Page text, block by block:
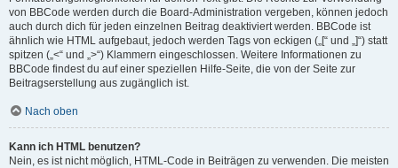
von BBCode werden durch die Board-Administration vergeben, können jedoch
auch durch dich für jeden einzelnen Beitrag deaktiviert werden. BBCode ist
ähnlich wie HTML aufgebaut, jedoch werden Tags von eckigen („[“ und „]“) statt
spitzen („<“ und „>“) Klammern eingeschlossen. Weitere Informationen zu
BBCode findest du auf einer speziellen Hilfe-Seite, die von der Seite zur
Beitragserstellung aus zugänglich ist.
Nach oben
Kann ich HTML benutzen?
Nein, es ist nicht möglich, HTML-Code in Beiträgen zu verwenden. Die meisten